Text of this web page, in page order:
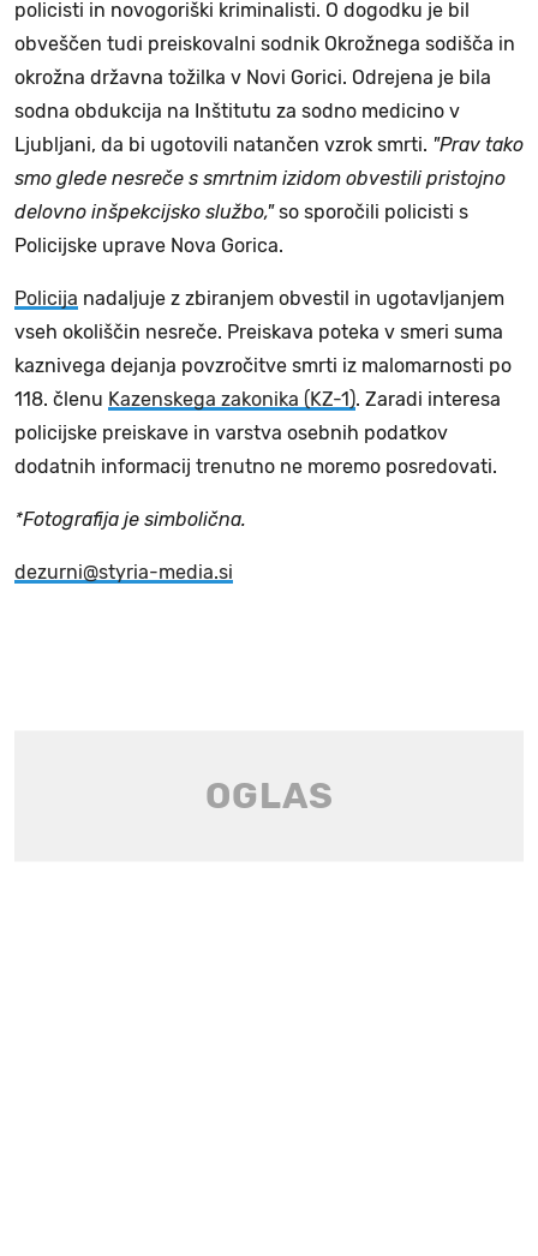
policisti in novogoriški kriminalisti. O dogodku je bil
obveščen tudi preiskovalni sodnik Okrožnega sodišča in
okrožna državna tožilka v Novi Gorici. Odrejena je bila
sodna obdukcija na Inštitutu za sodno medicino v
Ljubljani, da bi ugotovili natančen vzrok smrti. "Prav tako
smo glede nesreče s smrtnim izidom obvestili pristojno
delovno inšpekcijsko službo,"so sporočili policisti s
Policijske uprave Nova Gorica.
Policija nadaljuje z zbiranjem obvestil in ugotavljanjem
vseh okoliščin nesreče. Preiskava poteka v smeri suma
kaznivega dejanja povzročitve smrti iz malomarnosti po
118. členu Kazenskega zakonika (KZ-1). Zaradi interesa
policijske preiskave in varstva osebnih podatkov
dodatnih informacij trenutno ne moremo posredovati.
*Fotografija je simbolična.
dezurni@styria-media.si